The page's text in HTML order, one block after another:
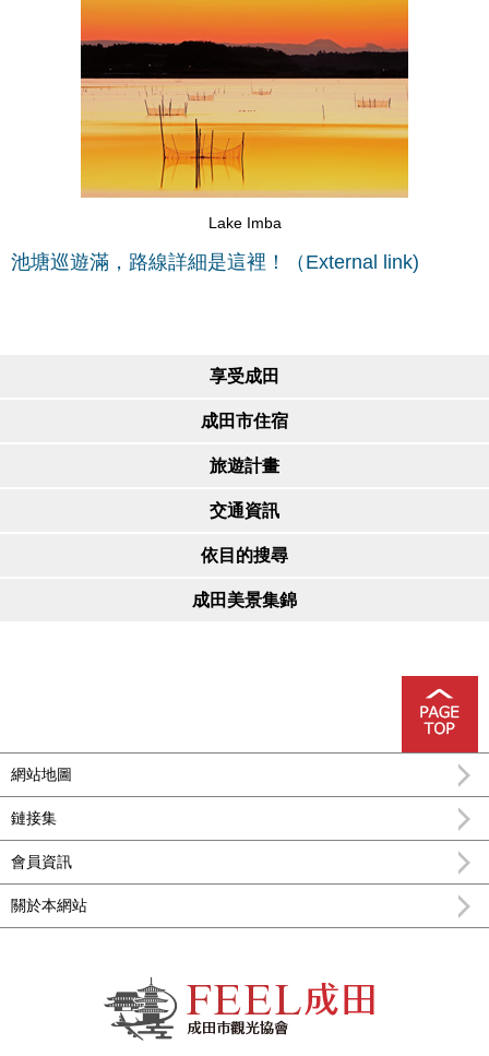
Lake Imba
池塘巡遊滿，路線詳細是這裡！（External link)
享受成田
成田市住宿
旅遊計畫
交通資訊
依目的搜尋
成田美景集錦
網站地圖
鏈接集
會員資訊
關於本網站
FEEL成田成田市公式觀光信息